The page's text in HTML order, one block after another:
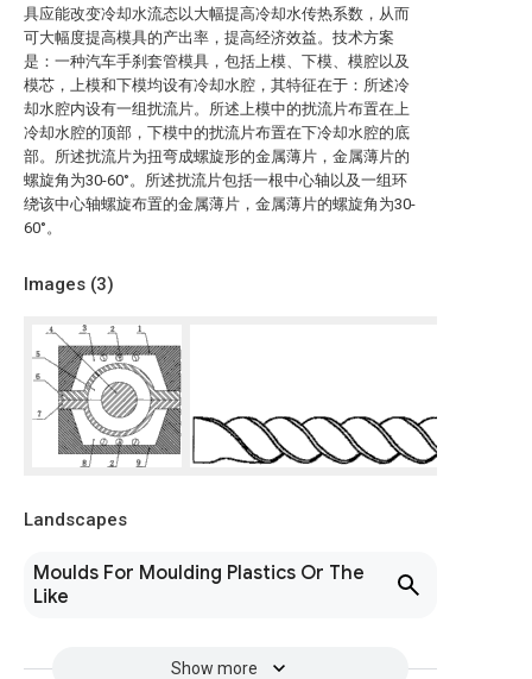
具应能改变冷却水流态以大幅提高冷却水传热系数，从而
可大幅度提高模具的产出率，提高经济效益。技术方案
是：一种汽车手刹套管模具，包括上模、下模、模腔以及
模芯，上模和下模均设有冷却水腔，其特征在于：所述冷
却水腔内设有一组扰流片。所述上模中的扰流片布置在上
冷却水腔的顶部，下模中的扰流片布置在下冷却水腔的底
部。所述扰流片为扭弯成螺旋形的金属薄片，金属薄片的
螺旋角为30-60°。所述扰流片包括一根中心轴以及一组环
绕该中心轴螺旋布置的金属薄片，金属薄片的螺旋角为30-
60°。
Images (3)
Landscapes
Moulds For Moulding Plastics Or The
Like
Show more